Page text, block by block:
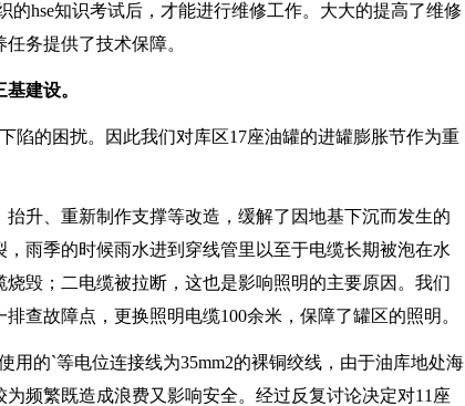
的hse知识考试后，才能进行维修工作。大大的提高了维修
务提供了技术保障。
建设。
的困扰。因此我们对库区17座油罐的进罐膨胀节作为重
、重新制作支撑等改造，缓解了因地基下沉而发生的
雨季的时候雨水进到穿线管里以至于电缆长期被泡在水
毁；二电缆被拉断，这也是影响照明的主要原因。我们
查故障点，更换照明电缆100余米，保障了罐区的照明。
的`等电位连接线为35mm2的裸铜绞线，由于油库地处海
频繁既造成浪费又影响安全。经过反复讨论决定对11座